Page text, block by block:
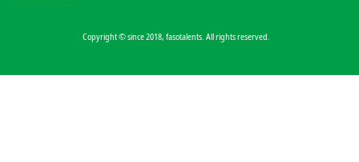
Copyright © since 2018, fasotalents. All rights reserved.